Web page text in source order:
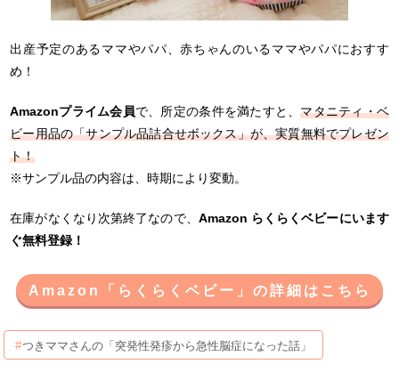
出産予定のあるママやパパ、赤ちゃんのいるママやパパにおすす
め！
Amazonプライム会員で、所定の条件を満たすと、マタニティ・ベ
ビー用品の「サンプル品詰合せボックス」が、実質無料でプレゼン
ト！
※サンプル品の内容は、時期により変動。
在庫がなくなり次第終了なので、 Amazon らくらくベビーにいます
ぐ無料登録！
Amazon「らくらくベビー」の詳細はこちら
つきママさんの「突発性発疹から急性脳症になった話」